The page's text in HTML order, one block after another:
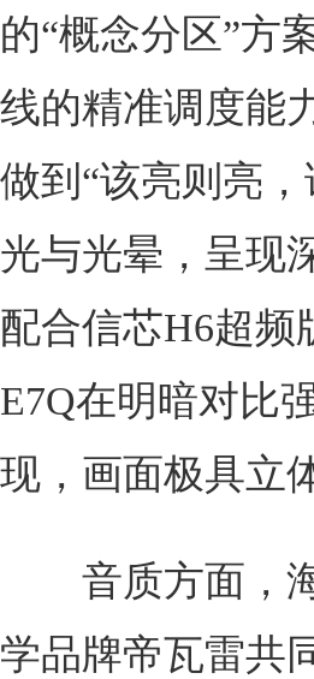
的“概念分区”方
线的精准调度能
做到“该亮则亮
光与光晕，呈现
配合信芯H6超频
E7Q在明暗对比
现，画面极具立
音质方面，海
学品牌帝瓦雷共